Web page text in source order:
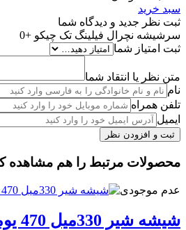
سبد خرید
ثبت نظر جدید و دیدگاه شما
سرشیشه نچرال فیلینگ تک چیکو +0
ثبت امتیاز شما
متن نظر یا انتقاد شما
نام
تلفن همراه
ایمیل
محصولات مرتبط را هم مشاهده
عدم موجودی
شیشه شیر 330میل 470 یومامی طلقی